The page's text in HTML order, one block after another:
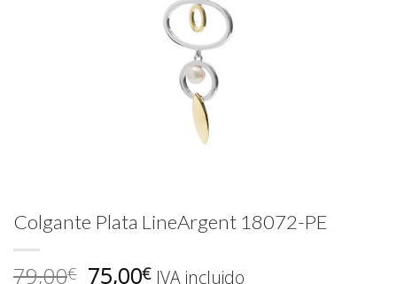
Colgante Plata LineArgent 18072-PE
79,00€ El
75,00€ElIVA incluido